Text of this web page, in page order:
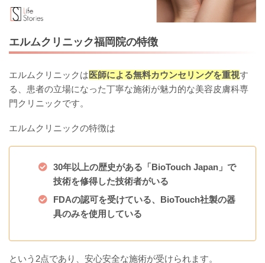
エルムクリニック福岡院の特徴
エルムクリニックは医師による無料カウンセリングを重視す
る、患者の立場になった丁寧な施術が魅力的な美容皮膚科専
門クリニックです。
エルムクリニックの特徴は
30年以上の歴史がある「BioTouch Japan」で
技術を修得した技術者がいる
FDAの認可を受けている、BioTouch社製の器
具のみを使用している
という2点であり、安心安全な施術が受けられます。